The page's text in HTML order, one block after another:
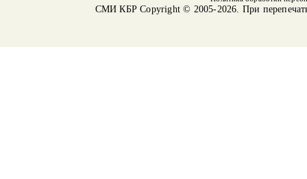
СМИ КБРCopyright © 2005-2026. При